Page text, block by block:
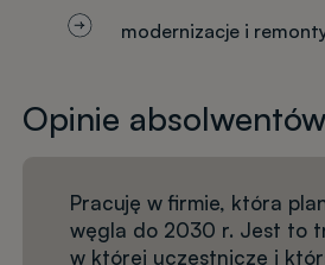
modernizacje i
Opinie absolwentów
Pracuję w firmie, która
węgla do 2030 r. Jest to
w której uczestniczę i